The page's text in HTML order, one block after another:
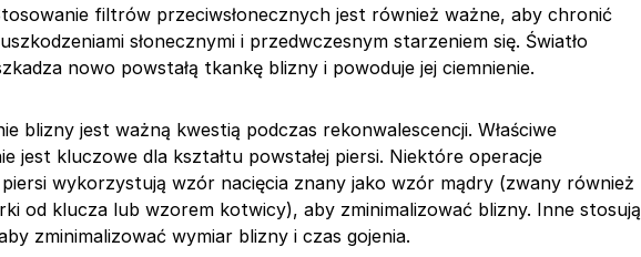
filtrów przeciwsłonecznych jest również ważne, aby chronić
słonecznymi i przedwczesnym starzeniem się. Światło
nowo powstałą tkankę blizny i powoduje jej ciemnienie.
blizny jest ważną kwestią podczas rekonwalescencji. Właściwe
jest kluczowe dla kształtu powstałej piersi. Niektóre operacje
piersi wykorzystują wzór nacięcia znany jako wzór mądry (zwany również
od klucza lub wzorem kotwicy), aby zminimalizować blizny. Inne stosują
zminimalizować wymiar blizny i czas gojenia.